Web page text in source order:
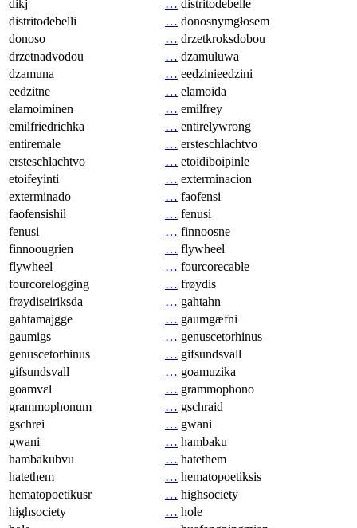
dikj
… distritodebelle
distritodebelli
… donosnymgłosem
donoso
… drzetkroksdobou
drzetnadvodou
… dzamuluwa
dzamuna
… eedzinieedzini
eedzitne
… elamoida
elamoiminen
… emilfrey
emilfriedrichka
… entirelywrong
entiremale
… ersteschlachtvo
ersteschlachtvo
… etoidiboipinle
etoifeyinti
… exterminacion
exterminado
… faofensi
faofensishil
… fenusi
fenusi
… finnoosne
finnoougrien
… flywheel
flywheel
… fourcorecable
fourcorelogging
… frøydis
frøydiseiriksda
… gahtahn
gahtamajgge
… gaumgæfni
gaumigs
… genuscetorhinus
genuscetorhinus
… gifsundsvall
gifsundsvall
… goamuzika
goamvɛl
… grammophono
grammophonum
… gschraid
gschrei
… gwani
gwani
… hambaku
hambakubvu
… hatethem
hatethem
… hematopoetiksis
hematopoetikusr
… highsociety
highsociety
… hole